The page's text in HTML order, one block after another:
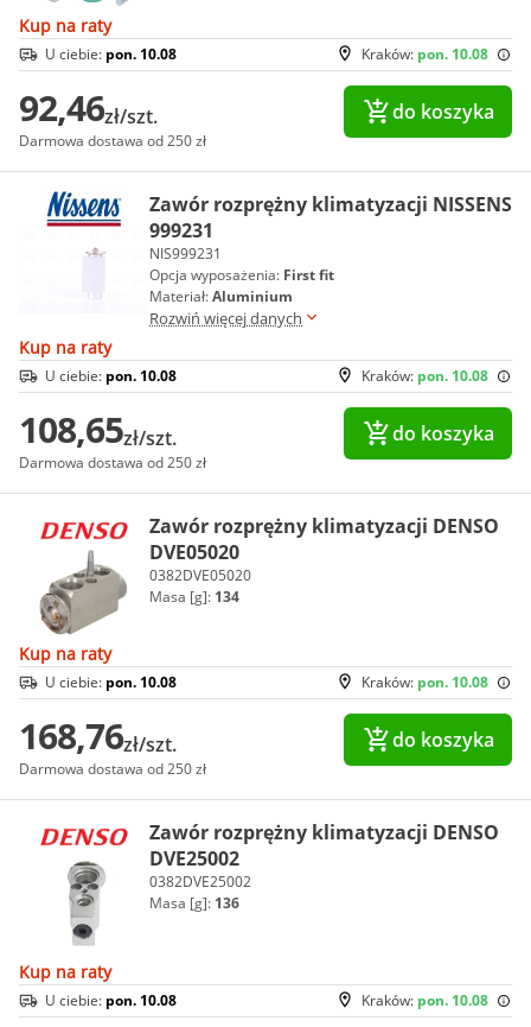
Kup na raty
Kraków: pon. 10.08
U ciebie: pon. 10.08
92,46zł/szt.
Darmowa dostawa od 250 zł
do koszyka
Zawór rozprężny klimatyzacji NISSENS
999231
NIS999231
Opcja wyposażenia: First fit
Materiał:Aluminium
Rozwiń więcej danych
Kup na raty
Kraków: pon. 10.08
U ciebie: pon. 10.08
108,65zł/szt.
Darmowa dostawa od 250 zł
do koszyka
Zawór rozprężny klimatyzacji DENSO
DVE05020
0382DVE05020
Masa [g]: 134
Kup na raty
Kraków: pon. 10.08
U ciebie: pon. 10.08
168,76zł/szt.
Darmowa dostawa od 250 zł
do koszyka
Zawór rozprężny klimatyzacji DENSO
DVE25002
0382DVE25002
Masa [g]: 136
Kup na raty
Kraków: pon. 10.08
U ciebie: pon. 10.08